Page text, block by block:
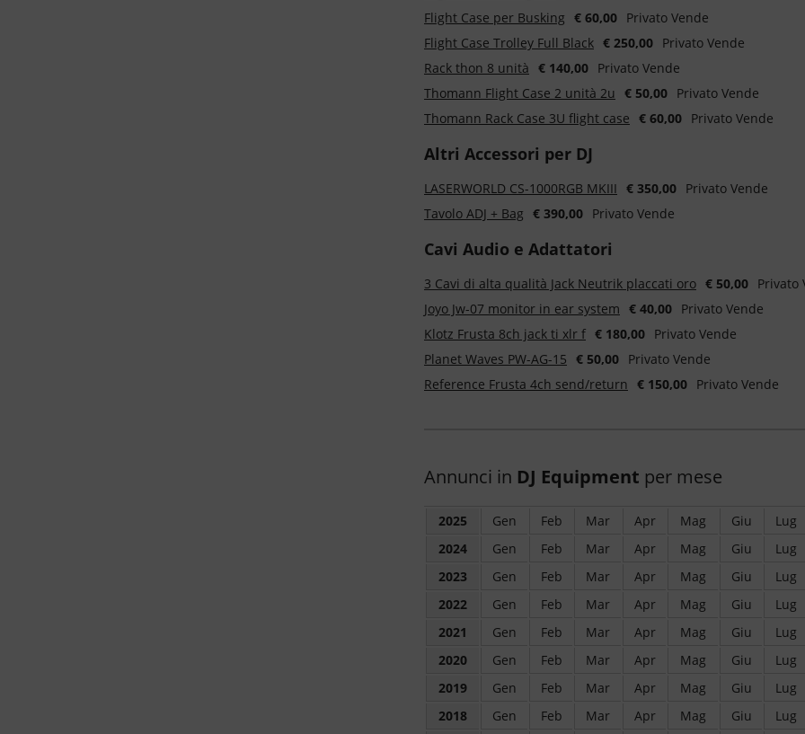
Flight Case per Busking € 60,00 Privato Vende
Flight Case Trolley Full Black € 250,00 Privato Vende
Rack thon 8 unità € 140,00 Privato Vende
Thomann Flight Case 2 unità 2u € 50,00 Privato Vende
Thomann Rack Case 3U flight case € 60,00 Privato Vende
Altri Accessori per DJ
LASERWORLD CS-1000RGB MKIII € 350,00 Privato Vende
Tavolo ADJ + Bag € 390,00 Privato Vende
Cavi Audio e Adattatori
3 Cavi di alta qualità Jack Neutrik placcati oro € 50,00 Privato
Joyo Jw-07 monitor in ear system € 40,00 Privato Vende
Klotz Frusta 8ch jack ti xlr f € 180,00 Privato Vende
Planet Waves PW-AG-15 € 50,00 Privato Vende
Reference Frusta 4ch send/return € 150,00 Privato Vende
Annunci in DJ Equipment per mese
2025 Gen Feb Mar Apr Mag Giu Lug
2024
Gen Feb Mar Apr Mag Giu Lug
2023
Gen Feb Mar Apr Mag Giu Lug
2022
Gen Feb Mar Apr Mag Giu Lug
2021
Gen Feb Mar Apr Mag Giu Lug
2020
Gen Feb Mar Apr Mag Giu Lug
2019
Gen Feb Mar Apr Mag Giu Lug
2018
Gen Feb Mar Apr Mag Giu Lug